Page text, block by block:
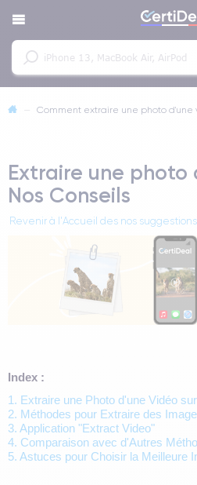
— Comment extraire une photo d'une
Extraire une photo
Nos Conseils
Revenir à l'Accueil des nos suggestions
Index :
1. Extraire une Photo d'une Vidéo
2. Méthodes pour Extraire des
3. Application "Extract Video"
4. Comparaison avec d'Autres
5. Astuces pour Choisir la Meilleure